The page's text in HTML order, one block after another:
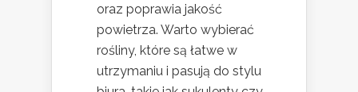
oraz poprawia jakość
powietrza. Warto wybierać
rośliny, które są łatwe w
utrzymaniu i pasują do stylu